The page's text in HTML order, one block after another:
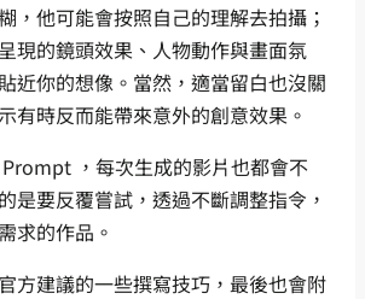
，他可能會按照自己的理解去拍攝；
現的鏡頭效果、人物動作與畫面氛
近你的想像。當然，適當留白也沒關
有時反而能帶來意外的創意效果。
，每次生成的影片也都會不
是要反覆嘗試，透過不斷調整指令，
求的作品。
方建議的一些撰寫技巧，最後也會附